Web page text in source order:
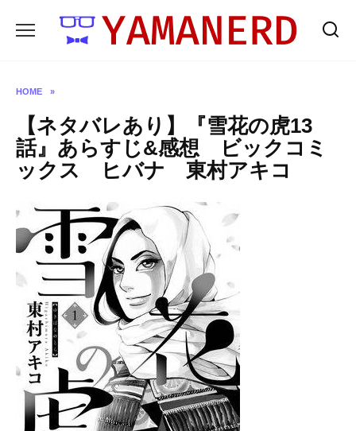
HOME »
【ネタバレあり】『雪花の虎13
話』あらすじ&感想 ビックコミ
ックス ヒバナ 東村アキコ